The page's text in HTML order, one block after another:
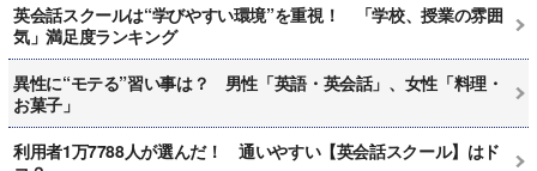
英会話スクールは“学びやすい環境”を重視！ 「学校、授業の雰囲
気」満足度ランキング
異性に“モテる”習い事は？ 男性「英語・英会話」、女性「料理・
お菓子」
利用者1万7788人が選んだ！ 通いやすい【英会話スクール】はド